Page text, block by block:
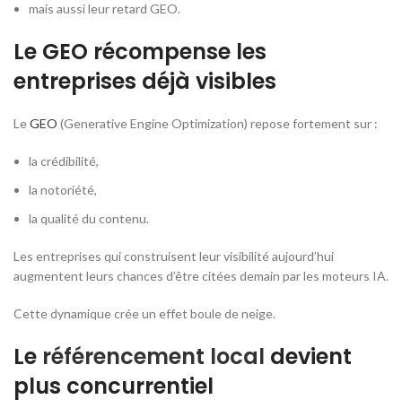
mais aussi leur retard GEO.
Le GEO récompense les
entreprises déjà visibles
LeGEO (Generative Engine Optimization) repose fortement sur :
la crédibilité,
la notoriété,
la qualité du contenu.
Les entreprises qui construisent leur visibilité aujourd’hui
augmentent leurs chances d’être citées demain par les moteurs IA.
Cette dynamique crée un effet boule de neige.
Le référencement local devient
plus concurrentiel